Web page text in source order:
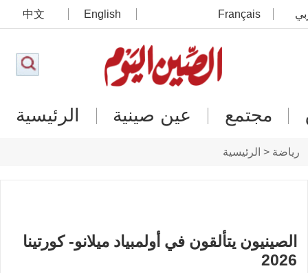
中文 English Français
الرئيسية عين صينية مجتمع
رياضة < الرئيسية
الصينيون يتألقون في أولمبياد ميلانو- كورتينا
2026